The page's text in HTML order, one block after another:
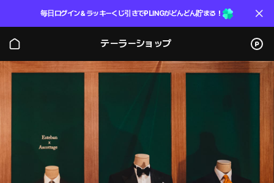
毎日ログイン＆ラッキーくじ引きでPLINGがどんどん貯まる！
テーラーショップ